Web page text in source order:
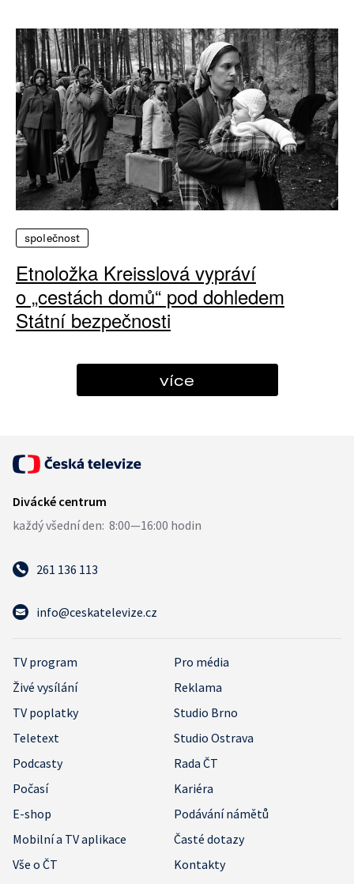
společnost
Etnoložka Kreisslová vypráví
o „cestách domů“ pod dohledem
Státní bezpečnosti
více
261 136 113
info@ceskatelevize.cz
TV program
Pro média
Živé vysílání
Reklama
TV poplatky
Studio Brno
Teletext
Studio Ostrava
Podcasty
Rada ČT
Počasí
Kariéra
E-shop
Podávání námětů
Mobilní a TV aplikace
Časté dotazy
Vše o ČT
Kontakty